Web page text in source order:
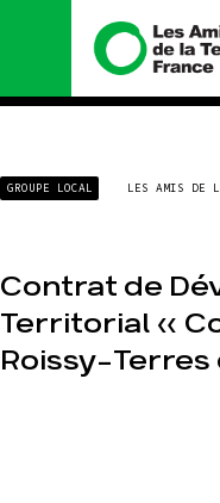
Nous connaître
Histoire
Missions et
fonctionnement
GROUPE LOCAL LES AMIS DE
Contrat de
Territorial «
Roissy-Terres